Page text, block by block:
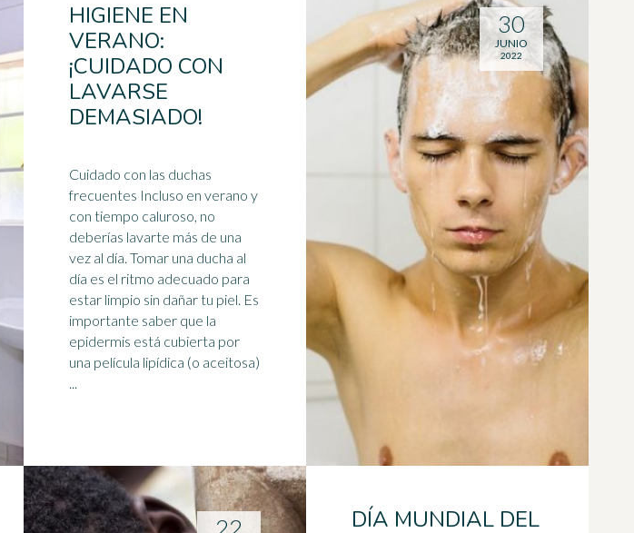
HIGIENE EN
VERANO:
¡CUIDADO CON
LAVARSE
DEMASIADO!
Cuidado con las duchas
frecuentes Incluso en verano y
con tiempo caluroso, no
deberías lavarte más de una
vez al día. Tomar una ducha al
día es el ritmo adecuado para
estar limpio sin dañar tu piel. Es
importante saber que la
epidermis está cubierta por
una película lipídica (o aceitosa)
...
30
JUNIO
2022
DÍA MUNDIAL DEL